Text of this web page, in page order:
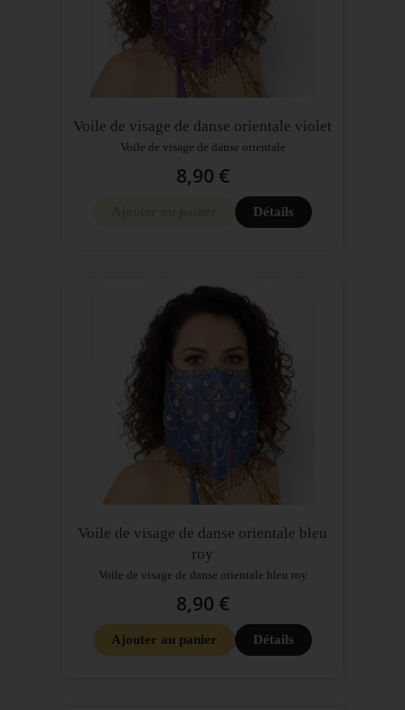
Voile de visage de danse orientale violet
Voile de visage de danse orientale
8,90 €
Détails
Voile de visage de danse orientale bleu
roy
Voile de visage de danse orientale bleu roy
8,90 €
Ajouter au panier Détails